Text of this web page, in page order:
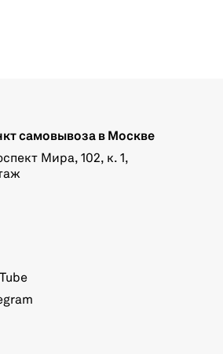
самовывоза в Москве
Мира, 102, к. 1,